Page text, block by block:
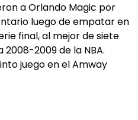
a Orlando Magic por
luego de empatar en
final, al mejor de siete
2009 de la NBA.
juego en el Amway